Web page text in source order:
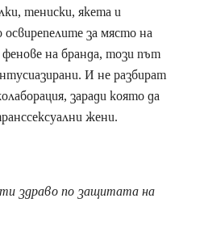
тениски, якета и
за място на
на бранда, този път
И не разбират
заради която да
жени.
здраво по защитата на